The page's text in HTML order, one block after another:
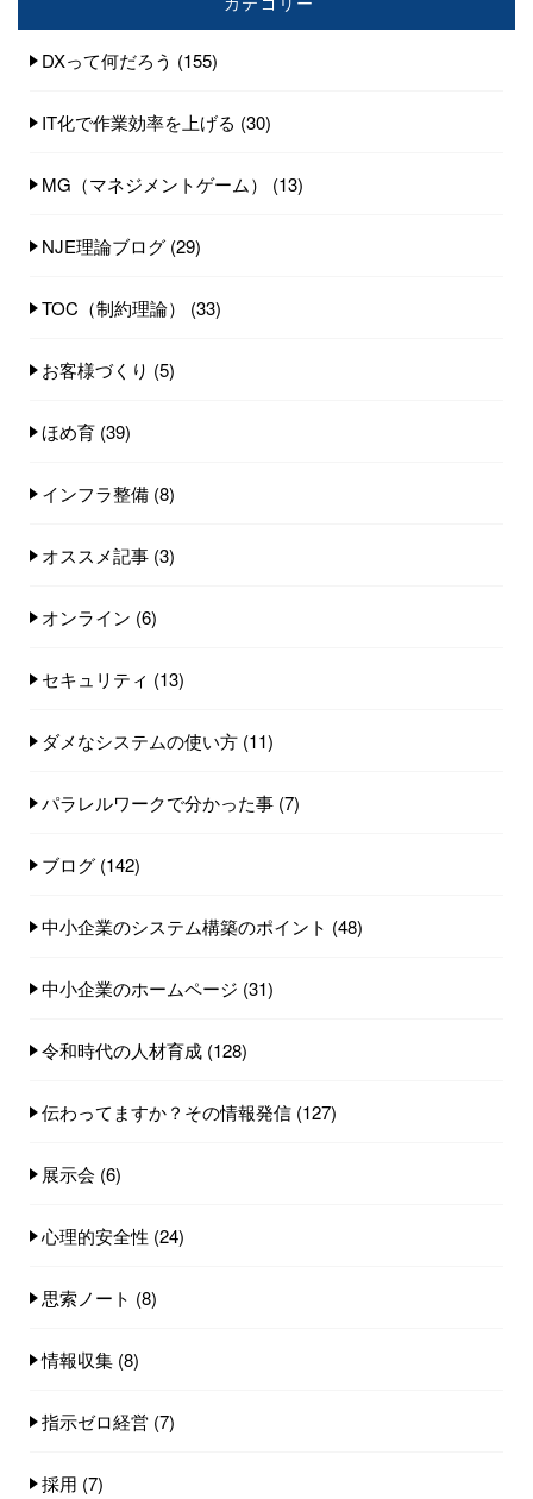
DXって何だろう (155)
IT化で作業効率を上げる (30)
MG（マネジメントゲーム） (13)
NJE理論ブログ (29)
TOC（制約理論） (33)
お客様づくり (5)
ほめ育 (39)
インフラ整備 (8)
オススメ記事 (3)
オンライン (6)
セキュリティ (13)
ダメなシステムの使い方 (11)
パラレルワークで分かった事 (7)
ブログ (142)
中小企業のシステム構築のポイント (48)
中小企業のホームページ (31)
令和時代の人材育成 (128)
伝わってますか？その情報発信 (127)
展示会 (6)
心理的安全性 (24)
思索ノート (8)
情報収集 (8)
指示ゼロ経営 (7)
採用 (7)